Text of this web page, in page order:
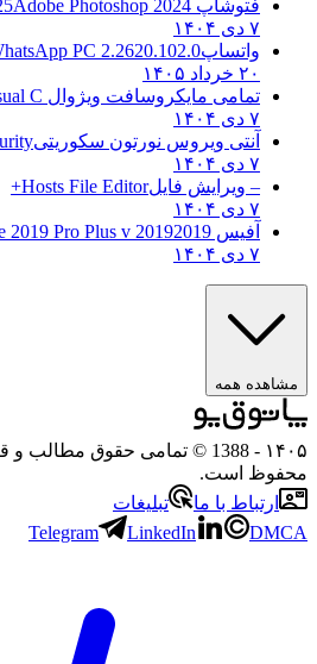
فتوشاپ CC 2025 Adobe Photoshop 2024
۷ دی ۱۴۰۴
واتساپPC 2.2620.102.0
۲۰ خرداد ۱۴۰۵
تمامی مایکروسافت ویژوال C C++
۷ دی ۱۴۰۴
آنتی ویروس نورتون سکوریتی
۷ دی ۱۴۰۴
– ویرایش فایلHosts File Editor+
۷ دی ۱۴۰۴
آفیس 2019 2019 Microsoft Office 2019 Pro Plus v
۷ دی ۱۴۰۴
مشاهده همه
۱۴۰۵
- 1388 © تمامی حقوق مطالب
محفوظ است.
ارتباط با ما
تبلیغات
Telegram
LinkedIn DMCA